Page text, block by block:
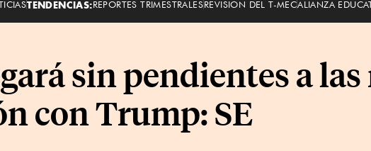
TENDENCIAS:REPORTES TRIMESTRALESREVISIÓN DEL T-MECALIANZA
sin pendientes a las
con Trump: SE